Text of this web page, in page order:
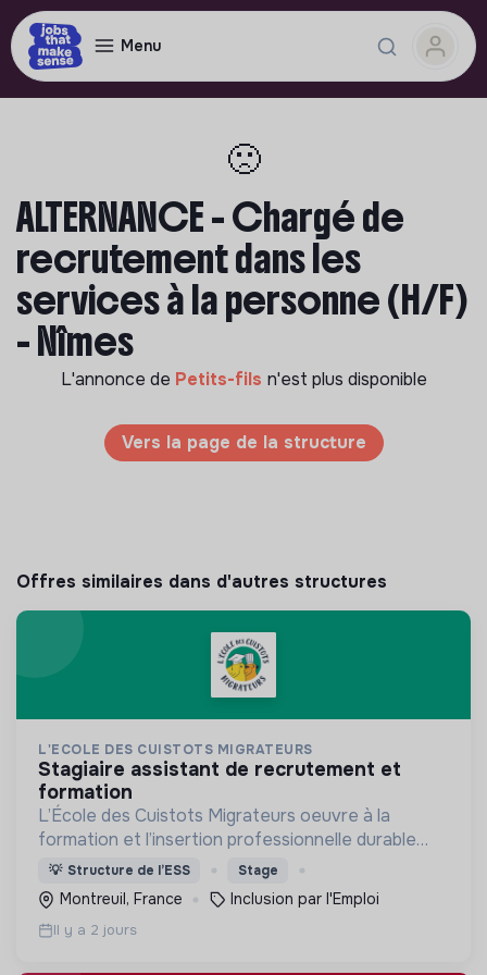
Menu
🙁
ALTERNANCE - Chargé de
recrutement dans les
services à la personne (H/F)
- Nîmes
L'annonce de Petits-fils n'est plus disponible
Vers la page de la structure
Offres similaires dans d'autres structures
L'ECOLE DES CUISTOTS MIGRATEURS
stagiaire assistant de recrutement et
formation
L’École des Cuistots Migrateurs oeuvre à la
formation et l’insertion professionnelle durable
des personnes réfugiées et ressortissants de
pays tiers allophones par les métiers de la
restauration .
💡 Structure de l’ESS Stage
Montreuil, France Inclusion par l'Emploi
Il y a 2 jours